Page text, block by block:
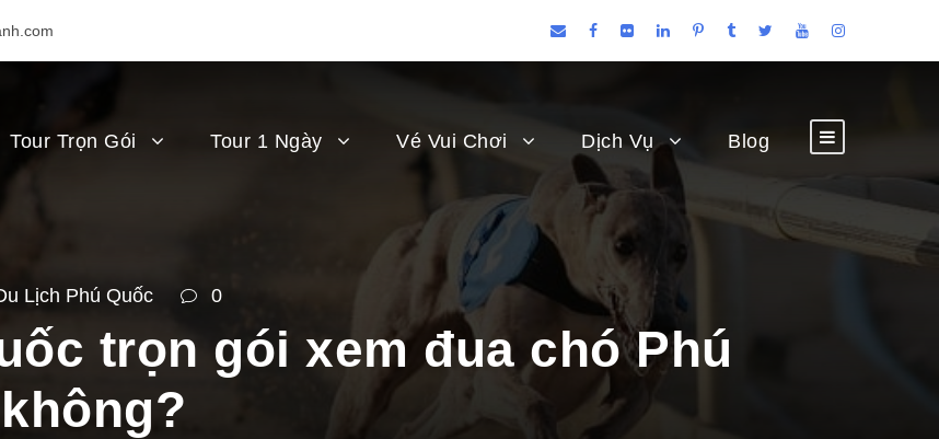
Tour Trọn Gói Tour 1 Ngày Vé Vui Chơi Dịch Vụ Blog
Lịch Phú Quốc 0
trọn gói xem đua chó Phú